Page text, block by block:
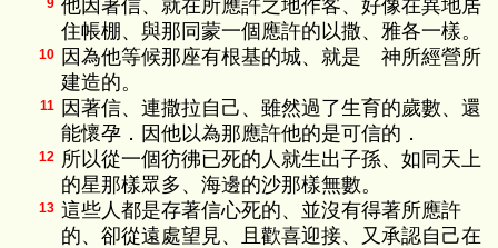
9 他因著信、就在所應許之地作客、好像在異地居
住帳棚、與那同蒙一個應許的以撒、雅各一樣。
10
因為他等候那座有根基的城、就是 神所經營所
建造的。
11
因著信、連撒拉自己、雖然過了生育的歲數、還
能懷孕．因他以為那應許他的是可信的．
12 所以從一個彷彿已死的人就生出子孫、如同天上
的星那樣眾多、海邊的沙那樣無數。
13 這些人都是存著信心死的、並沒有得著所應許
的、卻從遠處望見、且歡喜迎接、又承認自己在